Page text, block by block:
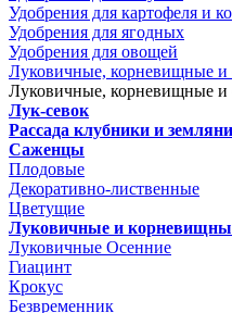
Удобрения для картофеля и
Удобрения для ягодных
Удобрения для овощей
Луковичные, корневищные
Луковичные, корневищные
Лук-севок
Рассада клубники и
Саженцы
Плодовые
Декоративно-лиственные
Цветущие
Луковичные и
Луковичные Осенние
Гиацинт
Крокус
Безвременник